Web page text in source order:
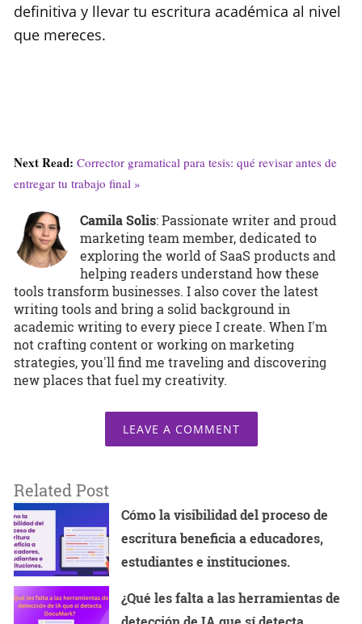
definitiva y llevar tu escritura académica al nivel
que mereces.
Next Read: Corrector gramatical para tesis: qué revisar antes de
entregar tu trabajo final »
Camila Solis: Passionate writer and proud
marketing team member, dedicated to
exploring the world of SaaS products and
helping readers understand how these
tools transform businesses. I also cover the latest
writing tools and bring a solid background in
academic writing to every piece I create. When I'm
not crafting content or working on marketing
strategies, you'll find me traveling and discovering
new places that fuel my creativity.
LEAVE A COMMENT
Related Post
Cómo la visibilidad del proceso de
escritura beneficia a educadores,
estudiantes e instituciones.
¿Qué les falta a las herramientas de